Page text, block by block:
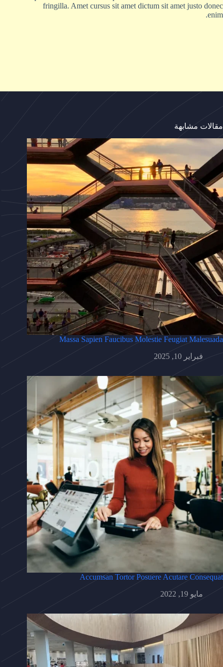
fringilla. Amet cursus sit amet dictum sit amet justo donec
enim.
مقالات مشابهة
Massa Sapien Faucibus Molestie Feugiat Malesuada
فبراير 10, 2025
Accumsan Tortor Posuere Acutare Consequat
مايو 19, 2022